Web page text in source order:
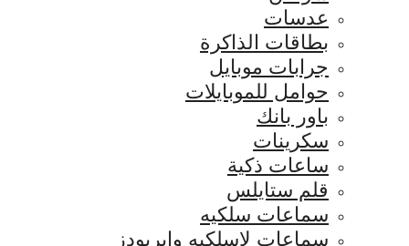
عدسات
بطاقات الذاكرة
جرابات موبايل
حوامل للموبايلات
باور بانك
سكرينات
ساعات ذكية
قلم ستايلس
سماعات سلكيه
سماعات لاسلكيه وايربودز